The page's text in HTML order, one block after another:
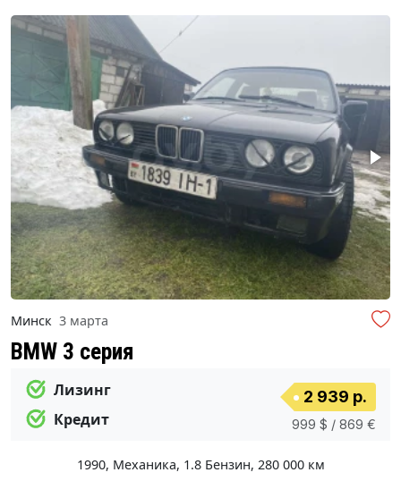
Минск 3 марта
BMW 3 серия
Лизинг
Кредит
2 939 р.
999 $ / 869 €
1990, Механика, 1.8 Бензин, 280 000 км